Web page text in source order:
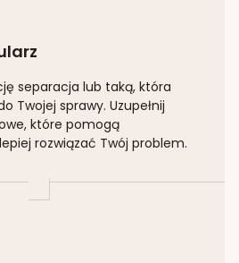
separacja lub taką, która
Twojej sprawy. Uzupełnij
które pomogą
rozwiązać Twój problem.